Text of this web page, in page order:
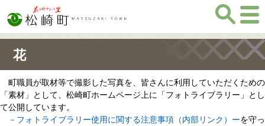
花
町職員が取材等で撮影した写真を、皆さんに利用していただくための
「素材」として、松崎町ホームページ上に「フォトライブラリー」とし
て公開しています。
－フォトライブラリー使用に関する注意事項（内部リンク）ーを守っ